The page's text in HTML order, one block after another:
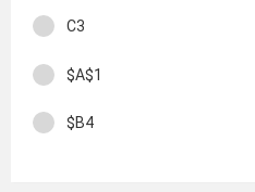
C3
$A$1
$В4